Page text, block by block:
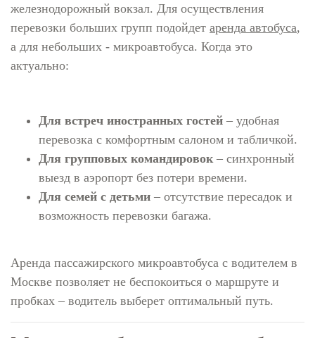
железнодорожный вокзал. Для осуществления
перевозки больших групп подойдет аренда автобуса,
а для небольших - микроавтобуса. Когда это
актуально:
Для встреч иностранных гостей – удобная
перевозка с комфортным салоном и табличкой.
Для групповых командировок – синхронный
выезд в аэропорт без потери времени.
Для семей с детьми – отсутствие пересадок и
возможность перевозки багажа.
Аренда пассажирского микроавтобуса с водителем в
Москве позволяет не беспокоиться о маршруте и
пробках – водитель выберет оптимальный путь.